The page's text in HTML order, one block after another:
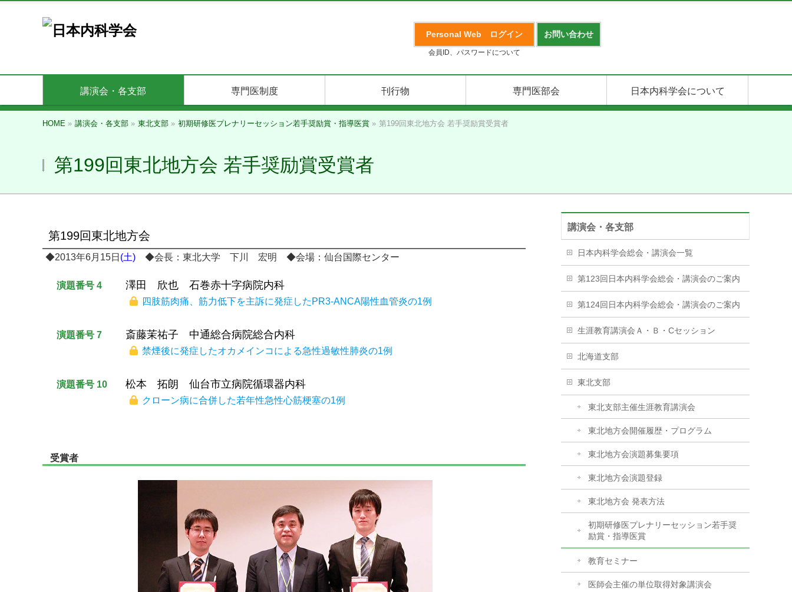
お問い合わせ
Personal Web ログイン
会員ID、パスワードについて
講演会・各支部 専門医制度 刊行物 専門医部会 日本内科学会について
HOME » 講演会・各支部 » 東北支部 » 初期研修医プレナリーセッション若手奨励賞・指導医賞 » 第199回東北地方会 若手奨励賞受賞者
第199回東北地方会 若手奨励賞受賞者
第199回東北地方会
◆2013年6月15日 (土) ◆会長：東北大学 下川 宏明 ◆会場：仙台国際センター
演題番号 4 澤田 欣也 石巻赤十字病院内科
四肢筋肉痛、筋力低下を主訴に発症したPR3-ANCA陽性血管炎の1例
演題番号 7 斎藤茉祐子 中通総合病院総合内科
禁煙後に発症したオカメインコによる急性過敏性肺炎の1例
演題番号 10 松本 拓朗 仙台市立病院循環器内科
クローン病に合併した若年性急性心筋梗塞の1例
受賞者
講演会・各支部
日本内科学会総会・講演会一覧
第123回日本内科学会総会・講演会のご案内
第124回日本内科学会総会・講演会のご案内
生涯教育講演会Ａ・Ｂ・Cセッション
北海道支部
東北支部
東北支部主催生涯教育講演会
東北地方会開催履歴・プログラム
東北地方会演題募集要項
東北地方会演題登録
東北地方会 発表方法
初期研修医プレナリーセッション若手奨
励賞・指導医賞
教育セミナー
医師会主催の単位取得対象講演会